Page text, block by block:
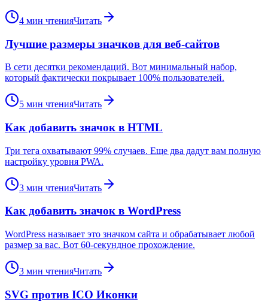
4 мин чтенияЧитать
Лучшие размеры значков для веб-сайтов
В сети десятки рекомендаций. Вот минимальный набор,
который фактически покрывает 100% пользователей.
5 мин чтенияЧитать
Как добавить значок в HTML
Три тега охватывают 99% случаев. Еще два дадут вам полную
настройку уровня PWA.
3 мин чтенияЧитать
Как добавить значок в WordPress
WordPress называет это значком сайта и обрабатывает любой
размер за вас. Вот 60-секундное прохождение.
3 мин чтенияЧитать
SVG против ICO Иконки